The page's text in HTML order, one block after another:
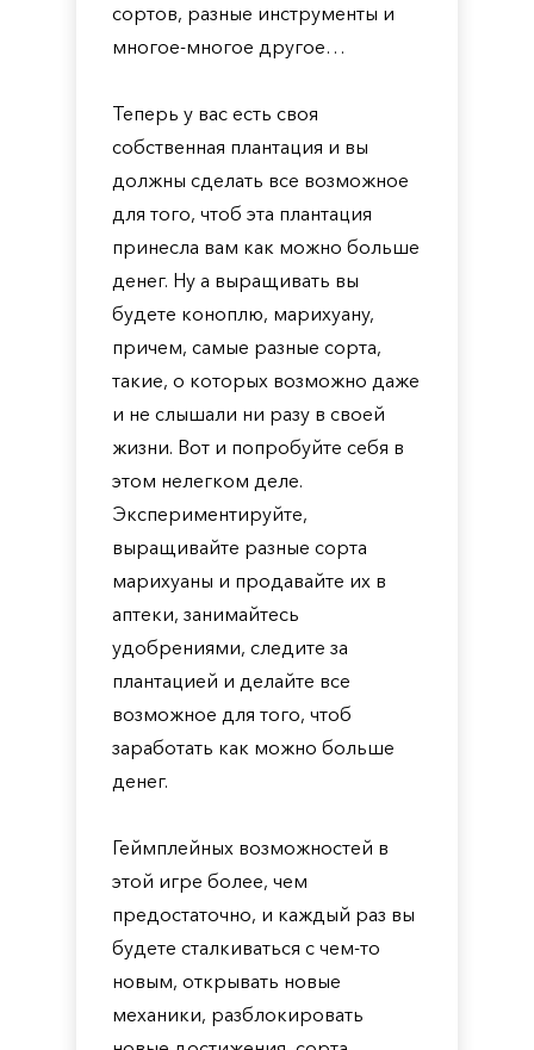
сортов, разные инструменты и
многое-многое другое…
Теперь у вас есть своя
собственная плантация и вы
должны сделать все возможное
для того, чтоб эта плантация
принесла вам как можно больше
денег. Ну а выращивать вы
будете коноплю, марихуану,
причем, самые разные сорта,
такие, о которых возможно даже
и не слышали ни разу в своей
жизни. Вот и попробуйте себя в
этом нелегком деле.
Экспериментируйте,
выращивайте разные сорта
марихуаны и продавайте их в
аптеки, занимайтесь
удобрениями, следите за
плантацией и делайте все
возможное для того, чтоб
заработать как можно больше
денег.
Геймплейных возможностей в
этой игре более, чем
предостаточно, и каждый раз вы
будете сталкиваться с чем-то
новым, открывать новые
механики, разблокировать